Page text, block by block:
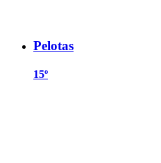
Pelotas
15º